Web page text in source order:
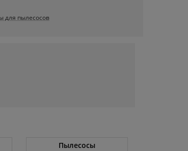
для пылесосов
Пылесосы